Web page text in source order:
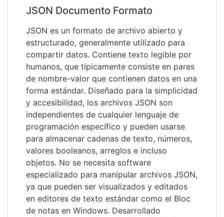
JSON Documento Formato
JSON es un formato de archivo abierto y
estructurado, generalmente utilizado para
compartir datos. Contiene texto legible por
humanos, que típicamente consiste en pares
de nombre-valor que contienen datos en una
forma estándar. Diseñado para la simplicidad
y accesibilidad, los archivos JSON son
independientes de cualquier lenguaje de
programación específico y pueden usarse
para almacenar cadenas de texto, números,
valores booleanos, arreglos e incluso
objetos. No se necesita software
especializado para manipular archivos JSON,
ya que pueden ser visualizados y editados
en editores de texto estándar como el Bloc
de notas en Windows. Desarrollado